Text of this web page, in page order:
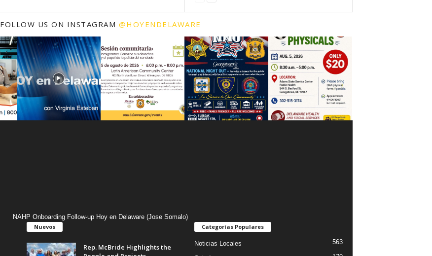
FOLLOW US ON INSTAGRAM @HOYENDELAWARE
NAHP Onboarding Follow-up Hoy en Delaware (Jose Somalo)
Nuevos
Rep. McBride Highlights the
Categorías Populares
Noticias Locales 563